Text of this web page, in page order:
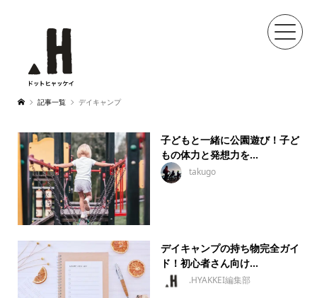
記事一覧 デイキャンプ
子どもと一緒に公園遊び！子ど
もの体力と発想力を...
takugo
デイキャンプの持ち物完全ガイ
ド！初心者さん向け...
.HYAKKEI編集部